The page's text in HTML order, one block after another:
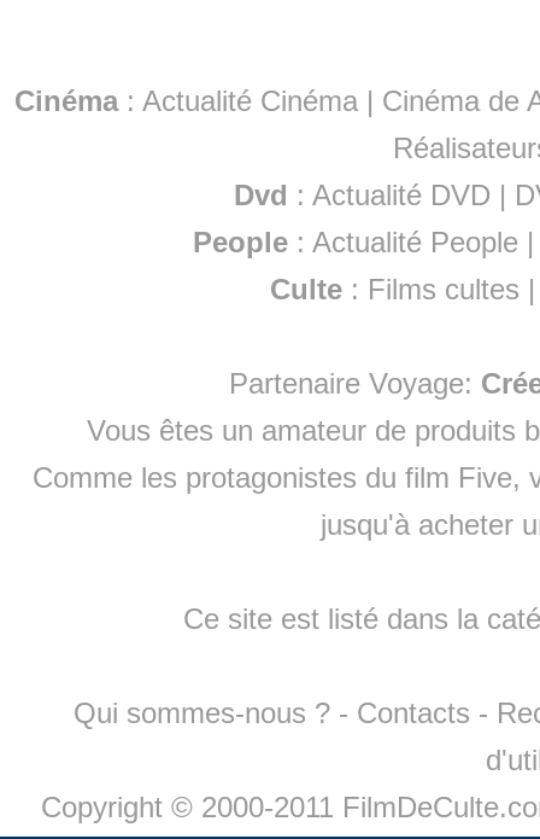
Cinéma: Actualité Cinéma | Cinéma de
Dvd : Actualité DVD |
People :Actualité People
Culte : Films cultes
Partenaire Voyage:
Vous êtes un amateur de produits
Comme les protagonistes du film Five,
jusqu'à acheter
Ce site est listé dans la
Qui sommes-nous ? - Contacts -
Copyright © 2000-2011